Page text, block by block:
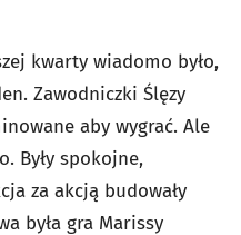
kwarty wiadomo było,
Zawodniczki Ślęzy
aby wygrać. Ale
Były spokojne,
za akcją budowały
była gra Marissy